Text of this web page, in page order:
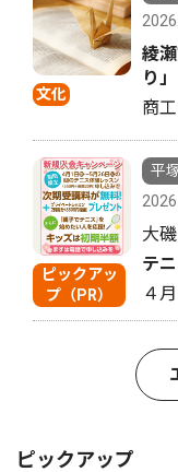
文化
綾
り」
商
ピックアッ
プ（PR）
平
大
テ
４
ピックアップ